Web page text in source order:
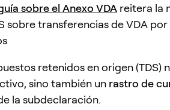
sobre el Anexo VDA reitera la
sobre transferencias de VDA
retenidos en origen (TDS)
sino también un rastro de
la subdeclaración.